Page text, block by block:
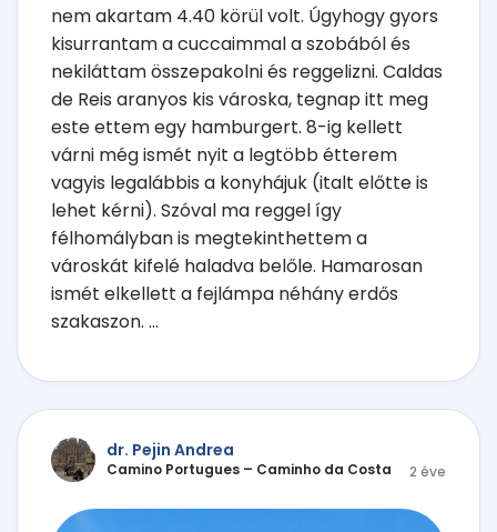
nem akartam 4.40 körül volt. Úgyhogy gyors
kisurrantam a cuccaimmal a szobából és
nekiláttam összepakolni és reggelizni. Caldas
de Reis aranyos kis városka, tegnap itt meg
este ettem egy hamburgert. 8-ig kellett
várni még ismét nyit a legtöbb étterem
vagyis legalábbis a konyhájuk (italt előtte is
lehet kérni). Szóval ma reggel így
félhomályban is megtekinthettem a
városkát kifelé haladva belőle. Hamarosan
ismét elkellett a fejlámpa néhány erdős
szakaszon. ...
dr. Pejin Andrea
Camino Portugues – Caminho da Costa 2 éve